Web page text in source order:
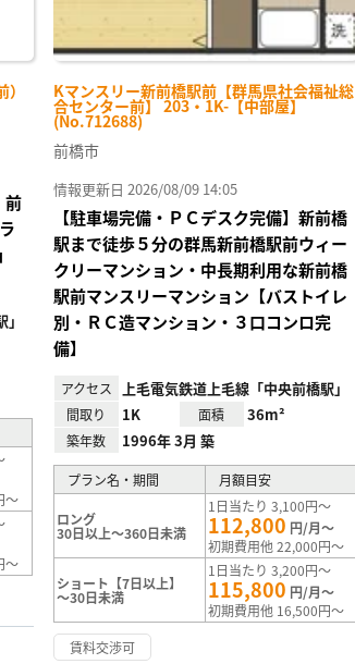
前
～
～
Kマンスリー新前橋駅前【群馬県社会福祉総
合センター前】 203・1K-【中部屋】
(No.712688)
前橋市
情報更新日 2026/08/09 14:05
【駐車場完備・ＰＣデスク完備】新前橋
駅まで徒歩５分の群馬新前橋駅前ウィー
クリーマンション・中長期利用な新前橋
駅前マンスリーマンション【バストイレ
別・ＲＣ造マンション・３口コンロ完
備】
アクセス 上毛電気鉄道上毛線「中央前橋駅」
間取り 1K 面積 36m²
築年数 1996年 3月 築
プラン名・期間 月額目安
ロング
30日以上～360日未満
1日当たり 3,100円～
112,800 円/月～
初期費用他 22,000円～
ショート【7日以上】
～30日未満
1日当たり 3,200円～
115,800 円/月～
初期費用他 16,500円～
賃料交渉可